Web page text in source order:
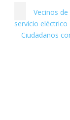
Vecinos
servicio eléctrico
Ciudadanos